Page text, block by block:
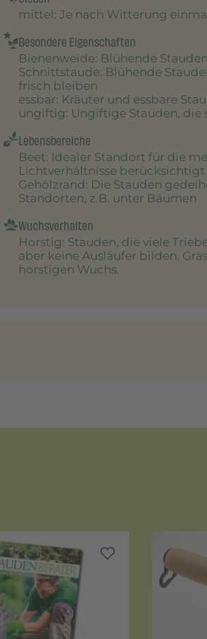
mittel : Je nach Witterung
Besondere Eigenschaften
Bienenweide: Blühende
Schnittstaude: Blühende
frisch bleiben
essbar: Kräuter und essbare
ungiftig: Ungiftige Stauden,
Lebensbereiche
Beet: Idealer Standort für die
Lichtverhältnisse
Gehölzrand: Die Stauden
Standorten, z.B. unter Bäumen
Wuchsverhalten
Horstig: Stauden, die viele
aber keine Ausläufer bilden.
horstigen Wuchs.